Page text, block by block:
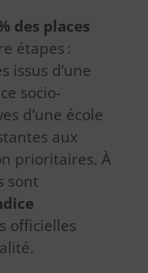
des places
étapes :
issus d’une
socio-
d’une école
aux
prioritaires. À
sont
officielles